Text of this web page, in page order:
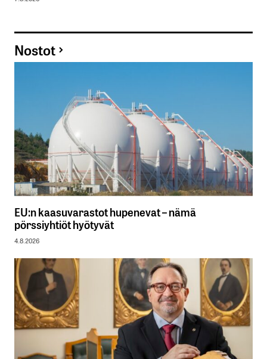
Nostot
EU:n kaasuvarastot hupenevat – nämä
pörssiyhtiöt hyötyvät
4.8.2026